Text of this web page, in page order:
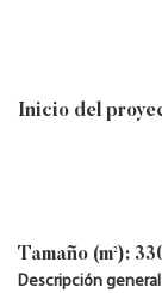
Inicio del
Tamaño (m²):
Descripción